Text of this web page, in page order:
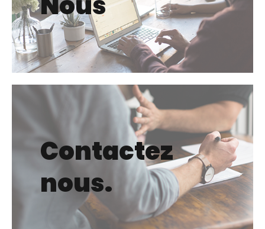
Contactez
nous.